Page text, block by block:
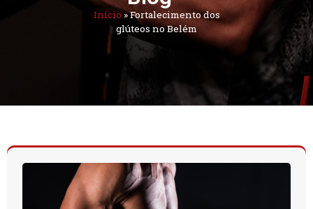
Início»Fortalecimento dos
glúteos no Belém